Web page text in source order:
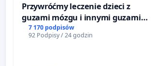
Przywróćmy leczenie dzieci z
guzami mózgu i innymi guzami
litymi do Górnośląskiego
Centrum Zdrowia Dziecka w
7 170 podpisów
92 Podpisy / 24 godzin